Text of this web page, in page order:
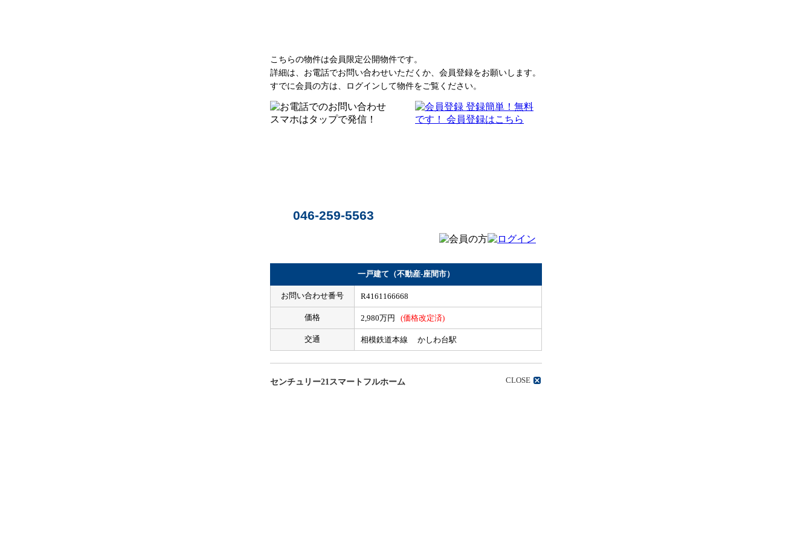
こちらの物件は会員限定公開物件です。
詳細は、お電話でお問い合わせいただくか、会員登録をお願いします。
すでに会員の方は、ログインして物件をご覧ください。
046-259-5563
一戸建て（不動産-座間市）
お問い合わせ番号 R4161166668
価格 2,980万円 (価格改定済)
交通 相模鉄道本線 かしわ台駅
センチュリー21スマートフルホーム CLOSE